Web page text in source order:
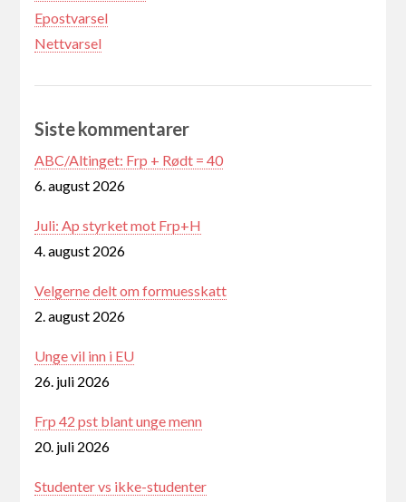
Epostvarsel
Nettvarsel
Siste kommentarer
ABC/Altinget: Frp + Rødt = 40
6. august 2026
Juli: Ap styrket mot Frp+H
4. august 2026
Velgerne delt om formuesskatt
2. august 2026
Unge vil inn i EU
26. juli 2026
Frp 42 pst blant unge menn
20. juli 2026
Studenter vs ikke-studenter